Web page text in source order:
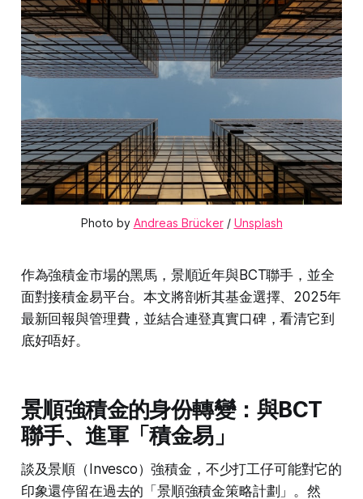
Photo by Andreas Brücker / Unsplash
作為強積金市場的黑馬，景順近年與BCT聯手，並全
面對接積金易平台。本文將剖析其基金選擇、2025年
最新回報與管理費，並結合連登真實口碑，看清它到
底好唔好。
景順強積金的身份轉變：與BCT
聯手、進軍「積金易」
談及景順（Invesco）強積金，不少打工仔可能對它的
印象還停留在過去的「景順強積金策略計劃」。然